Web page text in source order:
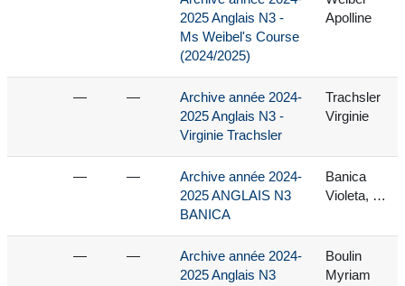
2025 Anglais N3 -
Ms Weibel's Course
(2024/2025)
Apolline
— —
Archive année 2024-
2025 Anglais N3 -
Virginie Trachsler
Trachsler
Virginie
— —
Archive année 2024-
2025 ANGLAIS N3
BANICA
Banica
Violeta, …
— —
Archive année 2024-
2025 Anglais N3
Boulin
Myriam